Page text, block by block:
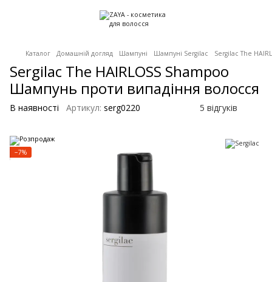
Каталог Домашній догляд Шампуні Шампуні Sergilac Sergilac The
Sergilac The HAIRLOSS Shampoo
Шампунь проти випадіння волосся
В наявності Артикул: serg0220 5 відгуків
−7%